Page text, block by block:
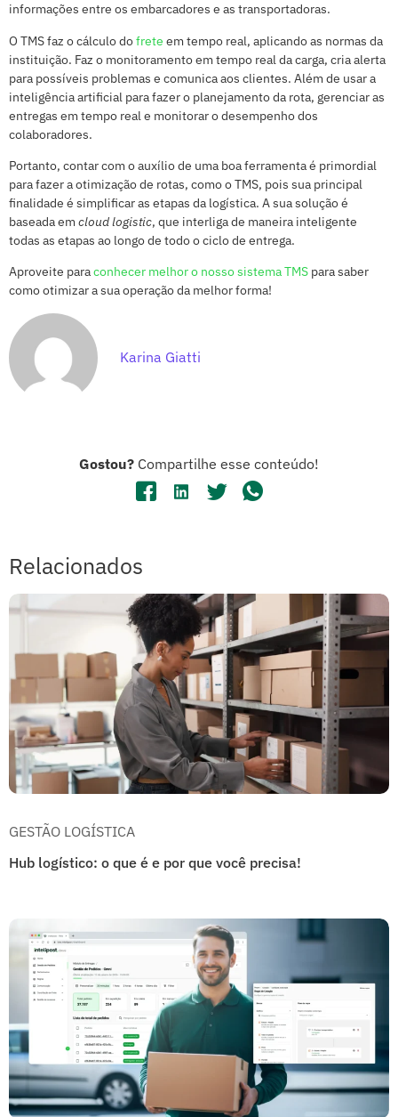
informações entre os embarcadores e as transportadoras.
O TMS faz o cálculo dofrete em tempo real, aplicando as normas da
instituição. Faz o monitoramento em tempo real da carga, cria alerta
para possíveis problemas e comunica aos clientes. Além de usar a
inteligência artificial para fazer o planejamento da rota, gerenciar as
entregas em tempo real e monitorar o desempenho dos
colaboradores.
Portanto, contar com o auxílio de uma boa ferramenta é primordial
para fazer a otimização de rotas, como o TMS, pois sua principal
finalidade é simplificar as etapas da logística. A sua solução é
baseada em cloud logistic, que interliga de maneira inteligente
todas as etapas ao longo de todo o ciclo de entrega.
Aproveite paraconhecer melhor o nosso sistema TMS para saber
como otimizar a sua operação da melhor forma!
Karina Giatti
Gostou? Compartilhe esse conteúdo!
Relacionados
GESTÃO LOGÍSTICA
Hub logístico: o que é e por que você precisa!